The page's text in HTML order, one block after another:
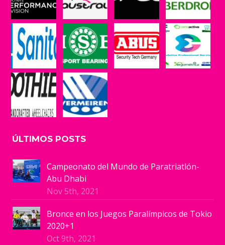
ÚLTIMOS POSTS
Campeonato del Mundo de Paratriatlón-
Abu Dhabi
Nov 5th, 2021
Bronce en los Juegos Paralímpicos de Tokio
2020+1
Oct 9th, 2021